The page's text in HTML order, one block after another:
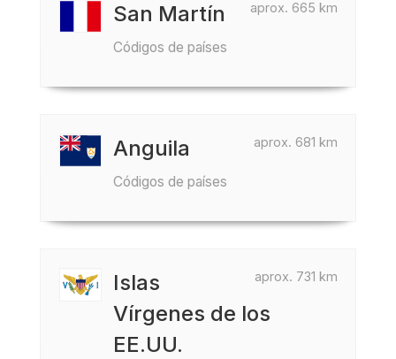
aprox. 665 km
San Martín
Códigos de países
aprox. 681 km
Anguila
Códigos de países
aprox. 731 km
Islas
Vírgenes de los
EE.UU.